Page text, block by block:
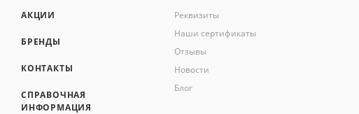
АКЦИИ
БРЕНДЫ
КОНТАКТЫ
СПРАВОЧНАЯ
ИНФОРМАЦИЯ
Реквизиты
Наши сертификаты
Отзывы
Новости
Блог